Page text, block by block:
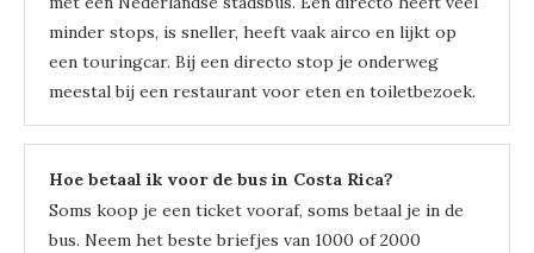
minder stops, is sneller, heeft vaak airco en lijkt op
een touringcar. Bij een directo stop je onderweg
meestal bij een restaurant voor eten en toiletbezoek.
Hoe betaal ik voor de bus in Costa Rica?
Soms koop je een ticket vooraf, soms betaal je in de
bus. Neem het beste briefjes van 1000 of 2000